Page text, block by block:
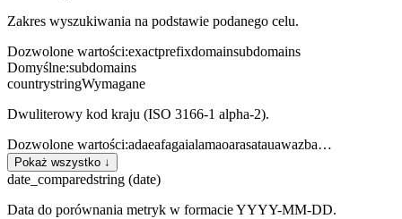
Zakres wyszukiwania na podstawie podanego celu.
Dozwolone wartości:exactprefixdomainsubdomains
Domyślne:subdomains
countrystringWymagane
Dwuliterowy kod kraju (ISO 3166-1 alpha-2).
Dozwolone wartości:adaeafagaialamaoarasatauawazba…
Pokaż wszystko ↓
date_comparedstring (date)
Data do porównania metryk w formacie YYYY-MM-DD.